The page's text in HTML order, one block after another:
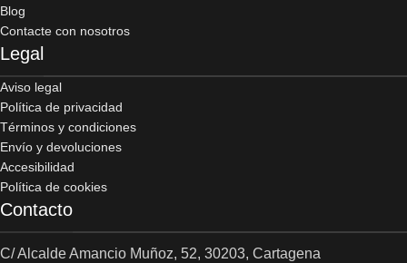
Blog
Contacte con nosotros
Legal
Aviso legal
Política de privacidad
Términos y condiciones
Envío y devoluciones
Accesibilidad
Política de cookies
Contacto
C/ Alcalde Amancio Muñoz, 52, 30203, Cartagena